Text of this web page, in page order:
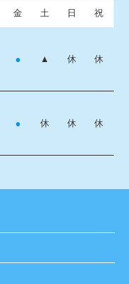
金 土 日 祝
● ▲ 休 休
● 休 休 休